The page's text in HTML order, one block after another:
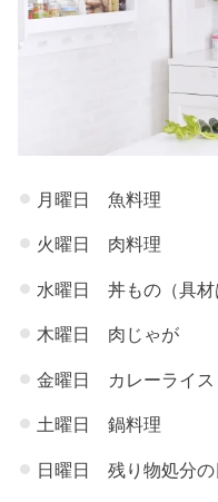
月曜日 魚料理
火曜日 肉料理
水曜日 丼もの（具材
木曜日 肉じゃが
金曜日 カレーライス
土曜日 鍋料理
日曜日 残り物処分の